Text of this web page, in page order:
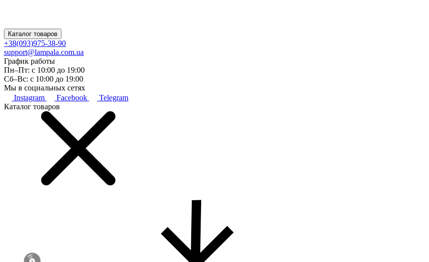
Каталог товаров
+38(093)975-38-90
support@lampala.com.ua
График работы
Пн–Пт: с 10:00 до 19:00
Сб–Вс: с 10:00 до 19:00
Мы в социальных сетях
Instagram
Facebook
Telegram
Каталог товаров